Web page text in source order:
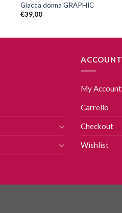
Giacca donna GRAPHIC
€39,00
ACCOUNT
My Account
Carrello
Checkout
Wishlist